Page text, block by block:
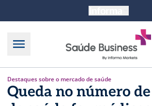
Destaques sobre o mercado de saúde
Queda no número